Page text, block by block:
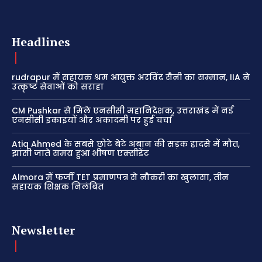
Headlines
rudrapur में सहायक श्रम आयुक्त अरविंद सैनी का सम्मान, IIA ने
उत्कृष्ट सेवाओं को सराहा
CM Pushkar से मिले एनसीसी महानिदेशक, उत्तराखंड में नई
एनसीसी इकाइयों और अकादमी पर हुई चर्चा
Atiq Ahmed के सबसे छोटे बेटे अबान की सड़क हादसे में मौत,
झांसी जाते समय हुआ भीषण एक्सीडेंट
Almora में फर्जी TET प्रमाणपत्र से नौकरी का खुलासा, तीन
सहायक शिक्षक निलंबित
Newsletter